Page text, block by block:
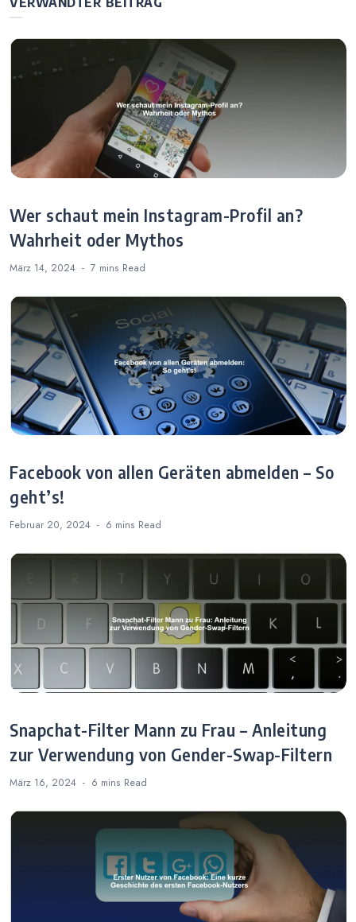
beiden
Wer schaut mein Instagram-Profil an?
Wahrheit oder Mythos
März 14, 2024 7 mins Read
Facebook von allen Geräten abmelden – So
geht’s!
Februar 20, 2024 6 mins Read
Snapchat-Filter Mann zu Frau – Anleitung
zur Verwendung von Gender-Swap-Filtern
März 16, 2024 6 mins Read